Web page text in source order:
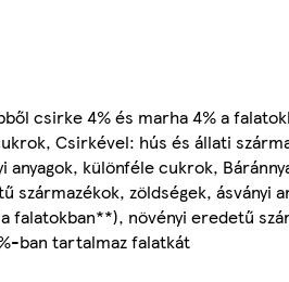
csirke 4% és marha 4% a
Csirkével: hús és állati
különféle cukrok,
zöldségek, ásványi
falatokban**), növényi eredetű
ban tartalmaz falatkát